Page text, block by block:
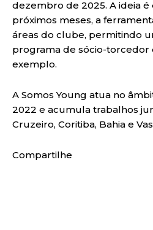
dezembro de 2025. A ideia
próximos meses, a
áreas do clube, permitindo
programa de sócio-torcedor
exemplo.
A Somos Young atua no
2022 e acumula trabalhos
Cruzeiro, Coritiba, Bahia e
Compartilhe